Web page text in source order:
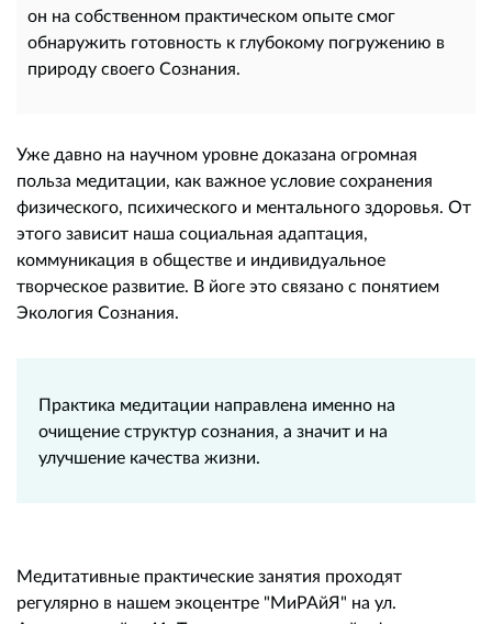
он на собственном практическом опыте смог
обнаружить готовность к глубокому погружению в
природу своего Сознания.
Уже давно на научном уровне доказана огромная
польза медитации, как важное условие сохранения
физического, психического и ментального здоровья. От
этого зависит наша социальная адаптация,
коммуникация в обществе и индивидуальное
творческое развитие. В йоге это связано с понятием
Экология Сознания.
Практика медитации направлена именно на
очищение структур сознания, а значит и на
улучшение качества жизни.
Медитативные практические занятия проходят
регулярно в нашем экоцентре "МиРАйЯ" на ул.